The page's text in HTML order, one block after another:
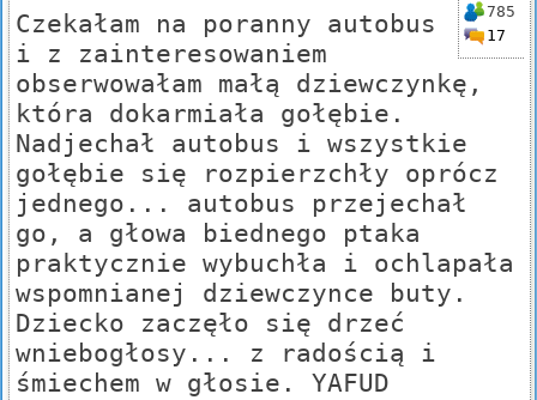
785
17
Czekałam na poranny autobus
i z zainteresowaniem
obserwowałam małą dziewczynkę,
która dokarmiała gołębie.
Nadjechał autobus i wszystkie
gołębie się rozpierzchły oprócz
jednego... autobus przejechał
go, a głowa biednego ptaka
praktycznie wybuchła i ochlapała
wspomnianej dziewczynce buty.
Dziecko zaczęło się drzeć
wniebogłosy... z radością i
śmiechem w głosie. YAFUD